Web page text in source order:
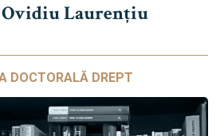
Laurențiu
DOCTORALĂ DREPT